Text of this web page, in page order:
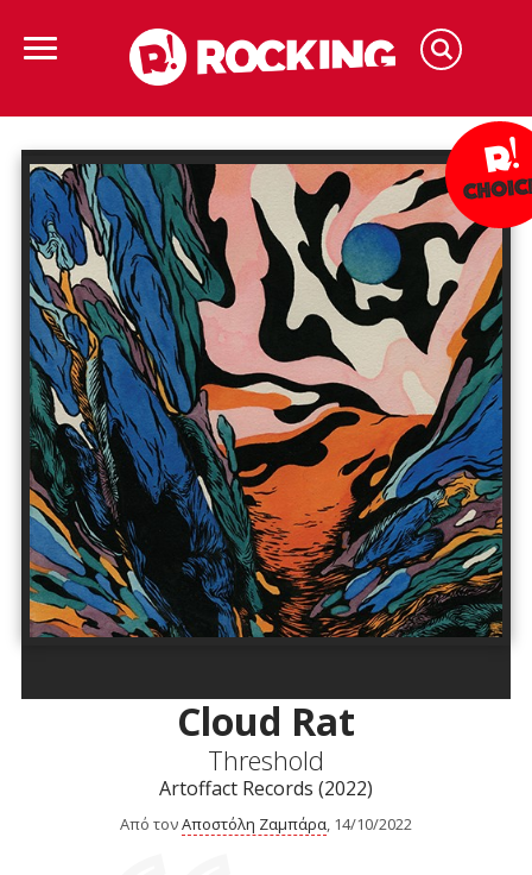
Cloud Rat
Threshold
Artoffact Records (2022)
Από τονΑποστόλη Ζαμπάρα, 14/10/2022